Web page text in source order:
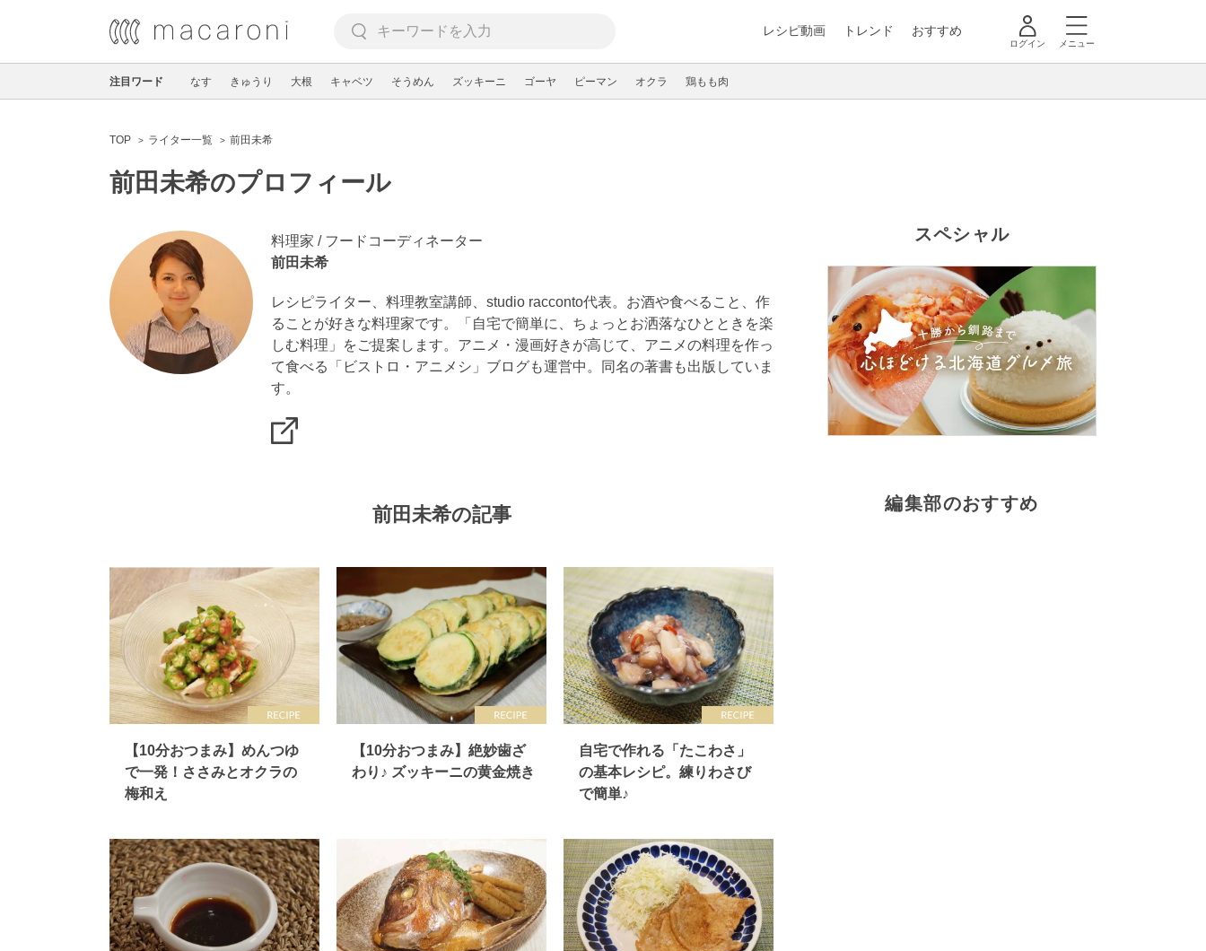
レシピ動画 トレンド おすすめ
ログイン メニュー
注目ワード なす きゅうり 大根 キャベツ そうめん ズッキーニ ゴーヤ ピーマン オクラ 鶏もも肉
TOP ライター一覧 前田未希
前田未希のプロフィール
料理家 / フードコーディネーター
前田未希
レシピライター、料理教室講師、studio racconto代表。お酒や食べること、作
ることが好きな料理家です。「自宅で簡単に、ちょっとお洒落なひとときを楽
しむ料理」をご提案します。アニメ・漫画好きが高じて、アニメの料理を作っ
て食べる「ビストロ・アニメシ」ブログも運営中。同名の著書も出版していま
す。
前田未希の記事
【10分おつまみ】めんつゆ
で一発！ささみとオクラの
梅和え
【10分おつまみ】絶妙歯ざ
わり♪ ズッキーニの黄金焼き
自宅で作れる「たこわさ」
の基本レシピ。練りわさび
で簡単♪
スペシャル
編集部のおすすめ